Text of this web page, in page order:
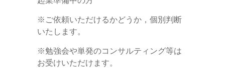
※ご依頼いただけるかどうか，個別判断
いたします。
※勉強会や単発のコンサルティング等は
お受けいただけます。